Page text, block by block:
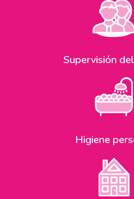
Supervisión
Higiene